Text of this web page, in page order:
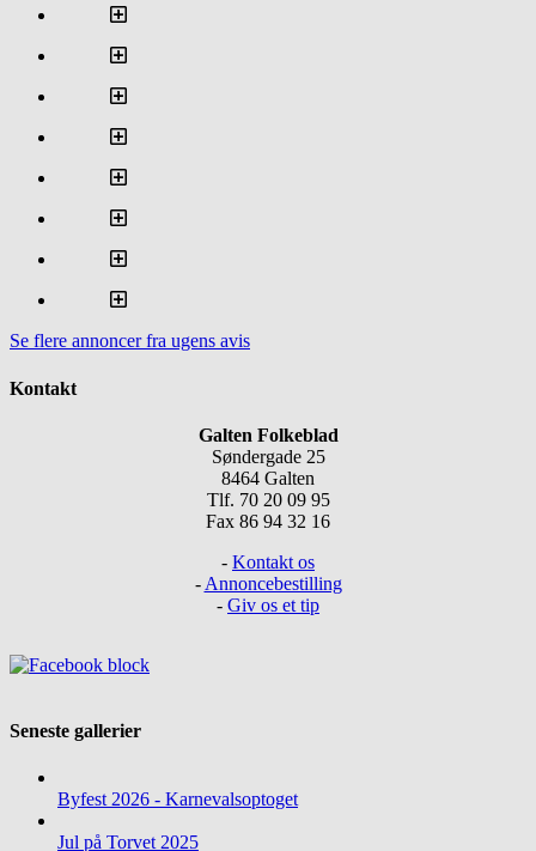
Se flere annoncer fra ugens avis
Kontakt
Galten Folkeblad
Søndergade 25
8464 Galten
Tlf. 70 20 09 95
Fax 86 94 32 16
- Kontakt os
- Annoncebestilling
- Giv os et tip
Seneste gallerier
Byfest 2026 - Karnevalsoptoget
Jul på Torvet 2025